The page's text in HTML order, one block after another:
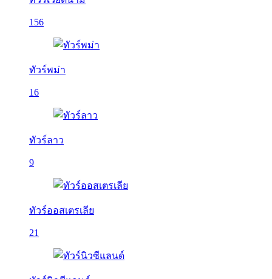
156
ทัวร์พม่า
16
ทัวร์ลาว
9
ทัวร์ออสเตรเลีย
21